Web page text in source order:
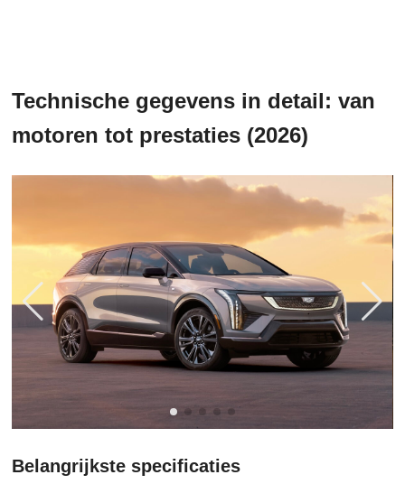
Technische gegevens in detail: van
motoren tot prestaties (2026)
Belangrijkste specificaties